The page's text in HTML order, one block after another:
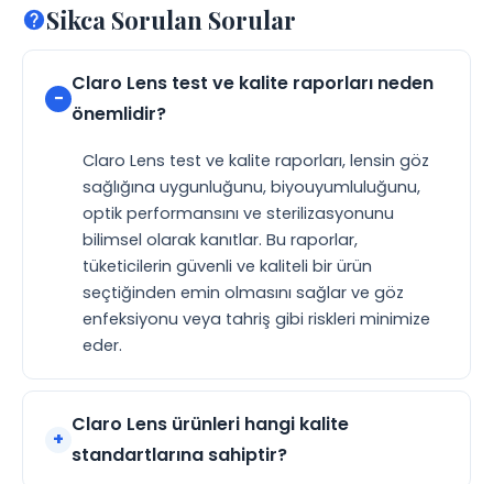
Sikca Sorulan Sorular
Claro Lens test ve kalite raporları neden
önemlidir?
Claro Lens test ve kalite raporları, lensin göz
sağlığına uygunluğunu, biyouyumluluğunu,
optik performansını ve sterilizasyonunu
bilimsel olarak kanıtlar. Bu raporlar,
tüketicilerin güvenli ve kaliteli bir ürün
seçtiğinden emin olmasını sağlar ve göz
enfeksiyonu veya tahriş gibi riskleri minimize
eder.
Claro Lens ürünleri hangi kalite
standartlarına sahiptir?